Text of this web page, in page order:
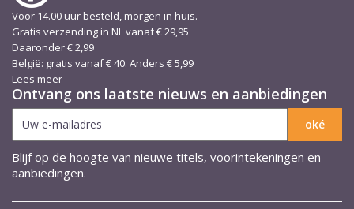
Voor 14.00 uur besteld, morgen in huis.
Gratis verzending in NL vanaf € 29,95
Daaronder € 2,99
België: gratis vanaf € 40. Anders € 5,99
Lees meer
Ontvang ons laatste nieuws en aanbiedingen
Blijf op de hoogte van nieuwe titels, voorintekeningen en
aanbiedingen.